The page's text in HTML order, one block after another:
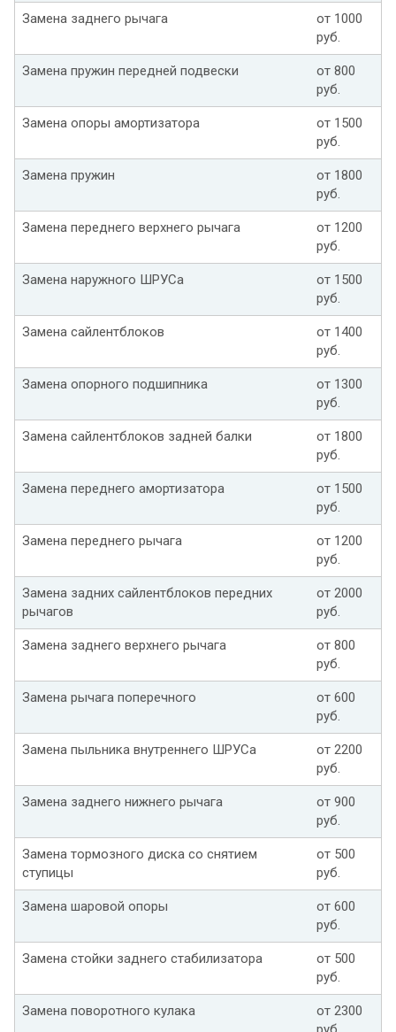
Замена заднего рычага
от 1000
руб.
Замена пружин передней подвески
от 800
руб.
Замена опоры амортизатора
от 1500
руб.
Замена пружин
от 1800
руб.
Замена переднего верхнего рычага
от 1200
руб.
Замена наружного ШРУСа
от 1500
руб.
Замена сайлентблоков
от 1400
руб.
Замена опорного подшипника
от 1300
руб.
Замена сайлентблоков задней балки
от 1800
руб.
Замена переднего амортизатора
от 1500
руб.
Замена переднего рычага
от 1200
руб.
Замена задних сайлентблоков передних
рычагов
от 2000
руб.
Замена заднего верхнего рычага
от 800
руб.
Замена рычага поперечного
от 600
руб.
Замена пыльника внутреннего ШРУСа
от 2200
руб.
Замена заднего нижнего рычага
от 900
руб.
Замена тормозного диска со снятием
ступицы
от 500
руб.
Замена шаровой опоры
от 600
руб.
Замена стойки заднего стабилизатора
от 500
руб.
Замена поворотного кулака
от 2300